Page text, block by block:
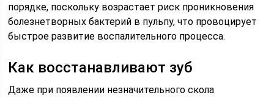
порядке, поскольку возрастает риск проникновения
болезнетворных бактерий в пульпу, что провоцирует
быстрое развитие воспалительного процесса.
Как восстанавливают зуб
Даже при появлении незначительного скола